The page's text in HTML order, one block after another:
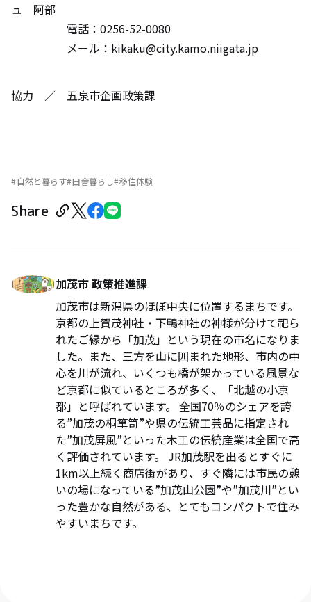
ュ 阿部
電話：0256-52-0080
メール：kikaku@city.kamo.niigata.jp
協力 ／ 五泉市企画政策課
自然と暮らす 田舎暮らし 移住体験
Share
加茂市 政策推進課
加茂市は新潟県のほぼ中央に位置するまちです。
京都の上賀茂神社・下鴨神社の神様が分けて祀ら
れたご縁から「加茂」という現在の市名になりま
した。また、三方を山に囲まれた地形、市内の中
心を川が流れ、いくつも橋が架かっている風景な
ど京都に似ているところが多く、「北越の小京
都」と呼ばれています。 全国70％のシェアを誇
る”加茂の桐箪笥”や県の伝統工芸品に指定され
た”加茂屏風”といった木工の伝統産業は全国で高
く評価されています。 JR加茂駅を出るとすぐに
1km以上続く商店街があり、すぐ隣には市民の憩
いの場になっている”加茂山公園”や”加茂川”とい
った豊かな自然がある、とてもコンパクトで住み
やすいまちです。